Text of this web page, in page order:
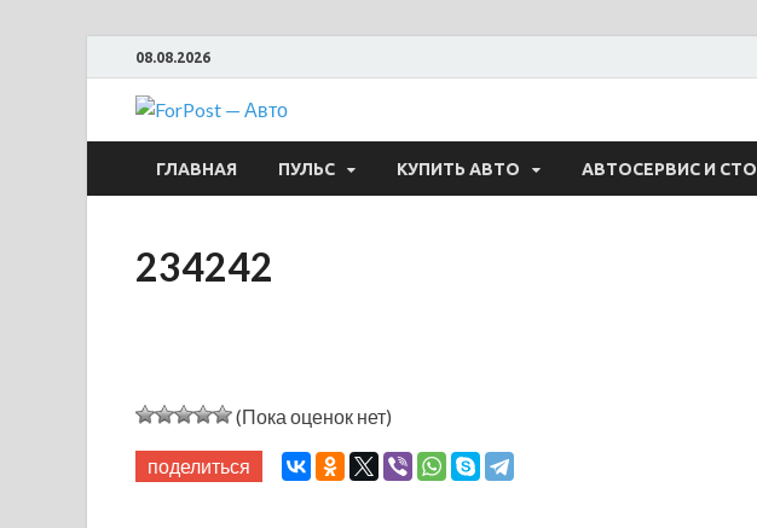
08.08.2026
ForPost — Авто
ГЛАВНАЯ ПУЛЬС КУПИТЬ АВТО АВТОСЕРВИС И СТО
234242
(Пока оценок нет)
поделиться